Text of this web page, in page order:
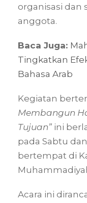
organisasi dan
anggota.
Baca Juga:
Tingkatkan
Bahasa Arab
Kegiatan
Membangun
Tujuan” ini
pada Sabtu
bertempat di
Acara ini